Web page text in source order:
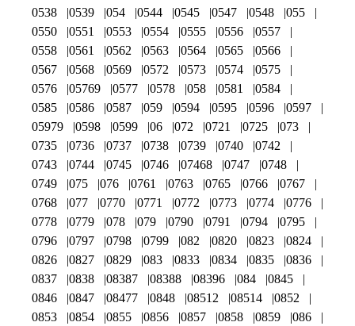
0538
0539 054 0544 0545 0547 0548
055
0550
0551 0553 0554 0555 0556
0557
0558
0561 0562 0563 0564 0565
0566
0567
0568 0569 0572 0573 0574
0575
0576
05769 0577 0578 058 0581
0584
0585
0586 0587 059 0594 0595 0596
0597
05979
0598 0599 06 072 0721 0725
073
0735
0736 0737 0738 0739 0740
0742
0743
0744 0745 0746 07468 0747
0748
0749
075 076 0761 0763 0765 0766
0767
0768
077 0770 0771 0772 0773 0774
0776
0778
0779 078 079 0790 0791 0794
0795
0796
0797 0798 0799 082 0820 0823
0824
0826
0827 0829 083 0833 0834 0835
0836
0837
0838 08387 08388 08396 084
0845
0846
0847 08477 0848 08512 08514
0852
0853
0854 0855 0856 0857 0858 0859
086